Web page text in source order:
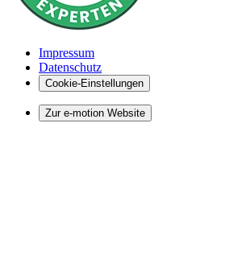
Impressum
Datenschutz
Cookie-Einstellungen
Zur e-motion Website